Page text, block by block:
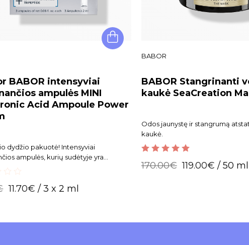
BABOR intensyviai
ampulės MINI
Acid Ampoule Power
dydžio pakuotė! Intensyviai
ampulės, kurių sudėtyje yra
11.70€ / 3 x 2 ml
BABOR
BABOR Stangrinanti
kaukė SeaCreation
Odos jaunystę ir stangrumą
kaukė.
170.00€ 119.00€ / 50 ml